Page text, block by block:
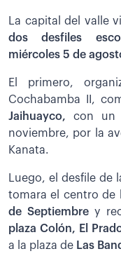
La capital del valle
dos desfiles
miércoles 5 de
El primero,
Cochabamba II,
Jaihuayco, con un
noviembre, por la
Kanata.
Luego, el desfile de
tomara el centro de
de Septiembre y
plaza Colón, El
a la plaza de Las